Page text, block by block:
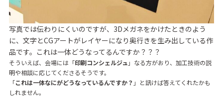
写真では伝わりにくいのですが、3Dメガネをかけたときのよう
に、文字とCGアートがレイヤーになり奥行きを生み出している作
品です。これは一体どうなってるんですか？？？
そういえば、会場には「印刷コンシェルジュ 」なる方がおり、加工技術の説
明や相談に応じてくださるそうです。
「これは一体なにがどうなっているんですか？ 」と訊けば答えてくれたかも
しれません。